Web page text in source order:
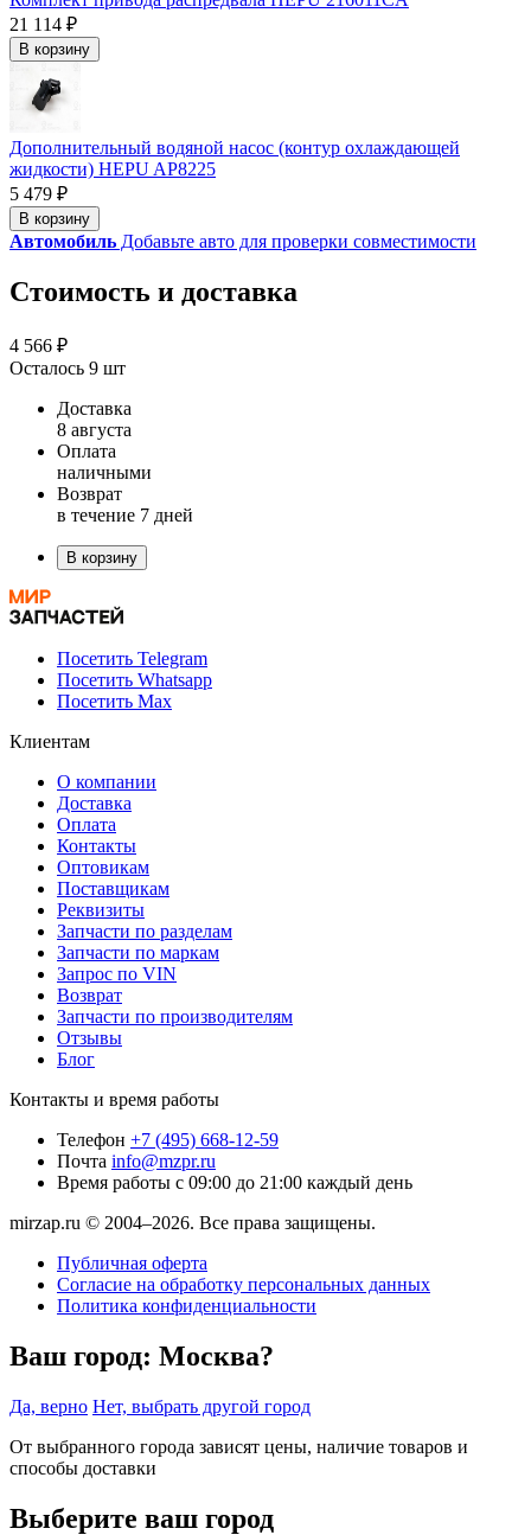
21 114 ₽
В корзину
Дополнительный водяной насос (контур охлаждающей
жидкости) HEPU AP8225
5 479 ₽
В корзину
Автомобиль Добавьте авто для проверки совместимости
Стоимость и доставка
4 566 ₽
Осталось 9 шт
Доставка
8 августа
Оплата
наличными
Возврат
в течение 7 дней
В корзину
Посетить Telegram
Посетить Whatsapp
Посетить Max
Клиентам
О компании
Доставка
Оплата
Контакты
Оптовикам
Поставщикам
Реквизиты
Запчасти по разделам
Запчасти по маркам
Запрос по VIN
Возврат
Запчасти по производителям
Отзывы
Блог
Контакты и время работы
Телефон +7 (495) 668-12-59
Почта info@mzpr.ru
Время работы с 09:00 до 21:00 каждый день
mirzap.ru © 2004–2026. Все права защищены.
Публичная оферта
Согласие на обработку персональных данных
Политика конфиденциальности
Ваш город: Москва?
Да, верно Нет, выбрать другой город
От выбранного города зависят цены, наличие товаров и
способы доставки
Выберите ваш город